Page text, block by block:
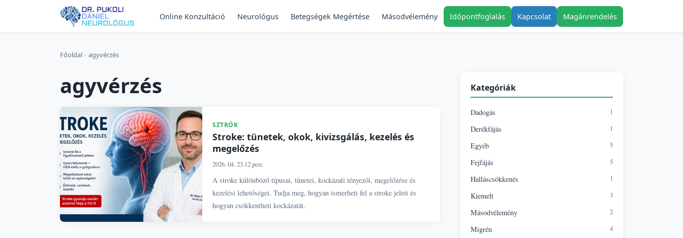
Online Konzultáció Neurológus Betegségek Megértése Másodvélemény Időpontfoglalás Kapcsolat Magánrendelés
Főoldal › agyvérzés
agyvérzés
SZTRÓK
Stroke: tünetek, okok, kivizsgálás, kezelés és
megelőzés
2026. 04. 23.12 perc
A stroke különböző típusai, tünetei, kockázati tényezői, megelőzése és
kezelési lehetőségei. Tudja meg, hogyan ismerheti fel a stroke jeleit és
hogyan csökkentheti kockázatát.
Kategóriák
Dadogás 1
Derékfájás 1
Egyéb 5
Fejfájás 5
Halláscsökkenés 1
Kiemelt 3
Másodvélemény 2
Migrén 4